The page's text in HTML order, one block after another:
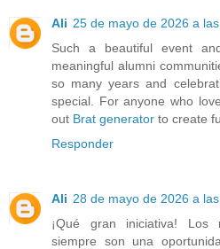
Ali 25 de mayo de 2026 a
Such a beautiful event
meaningful alumni
so many years and
special. For anyone who
out Brat generator to create
Responder
Ali 28 de mayo de 2026 a
¡Qué gran iniciativa! Los
siempre son una